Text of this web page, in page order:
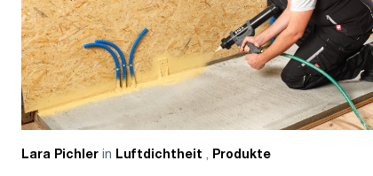
Lara Pichler in Luftdichtheit , Produkte